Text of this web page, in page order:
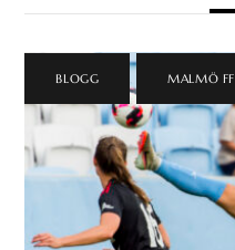
BLOGG MALMÖ FF